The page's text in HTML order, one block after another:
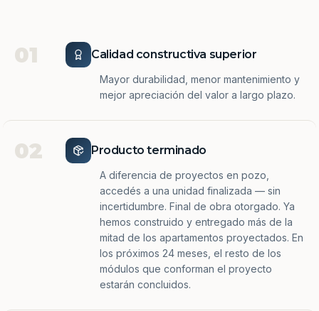
01 Calidad constructiva superior
Mayor durabilidad, menor mantenimiento y
mejor apreciación del valor a largo plazo.
02 Producto terminado
A diferencia de proyectos en pozo,
accedés a una unidad finalizada — sin
incertidumbre. Final de obra otorgado. Ya
hemos construido y entregado más de la
mitad de los apartamentos proyectados. En
los próximos 24 meses, el resto de los
módulos que conforman el proyecto
estarán concluidos.